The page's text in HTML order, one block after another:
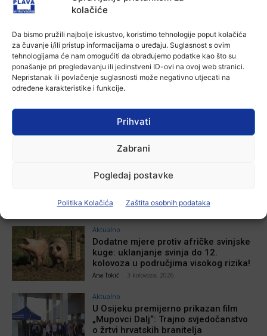
kolačiće
Da bismo pružili najbolje iskustvo, koristimo tehnologije poput kolačića
za čuvanje i/ili pristup informacijama o uređaju. Suglasnost s ovim
tehnologijama će nam omogućiti da obrađujemo podatke kao što su
ponašanje pri pregledavanju ili jedinstveni ID-ovi na ovoj web stranici.
Nepristanak ili povlačenje suglasnosti može negativno utjecati na
određene karakteristike i funkcije.
Prihvati
Zabrani
Pogledaj postavke
Politika Kolačića Zaštita osobnih podataka
NAJNOVIJE VIJESTI
Aktualno
hrvatskih branitelja
4 kolovoza, 2026
Izložba Antuna Babića u vinkovačkoj
Ana Tokić 4 kolovoza, 2026
Aktualno
Dodatne mjere protiv afričke svinjske
kuge: uklanjanje svinja do 12.
kolovoza u područjima visokog rizika!
Ana Tokić 3 kolovoza, 2026
Aktualno
U Osijeku premijerno prikazan film
„Mupovci Dalj“: Trajno svjedočanstvo
o žrtvi hrvatskih branitelja